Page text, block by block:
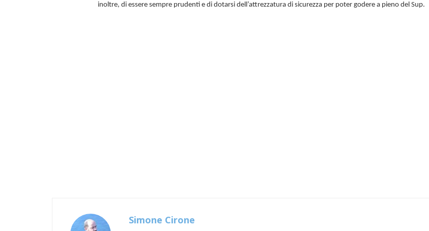
inoltre, di essere sempre prudenti e di dotarsi dell’attrezzatura di sicurezza per poter godere a pieno del Sup.
Simone Cirone